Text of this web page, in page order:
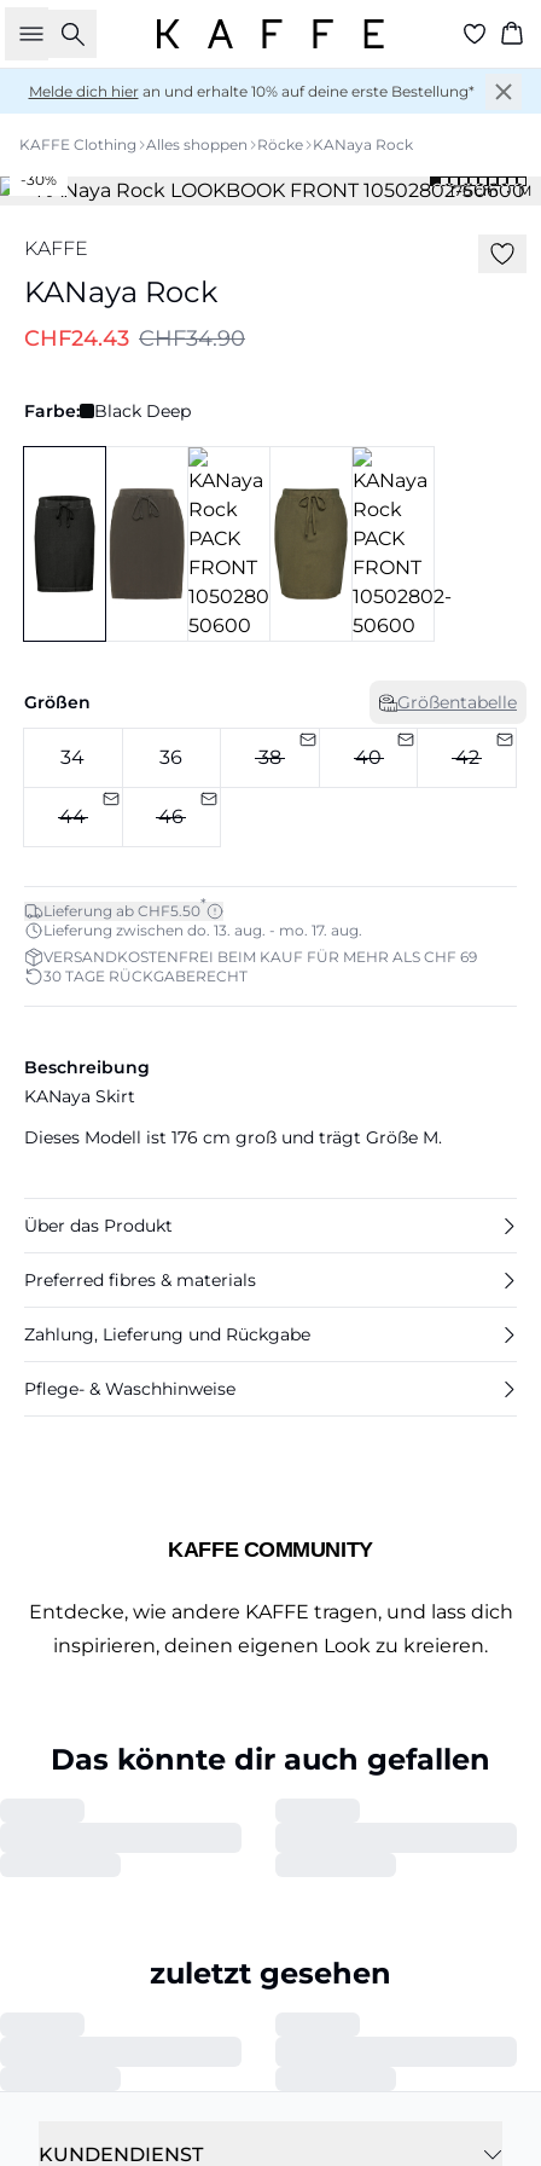
Suche
Melde dich hieran und erhalte 10% auf deine erste Bestellung*
KAFFE Clothing Alles shoppen Röcke KANaya Rock
176 cm • M
-30%
KAFFE
KANaya Rock
CHF24.43 CHF34.90
Farbe: Black Deep
Größen Größentabelle
34 36 38 40 42
44 46
Lieferung ab CHF5.50*
Lieferung zwischen do. 13. aug. - mo. 17. aug.
VERSANDKOSTENFREI BEIM KAUF FÜR MEHR ALS CHF 69
30 TAGE RÜCKGABERECHT
Beschreibung
KANaya Skirt
Dieses Modell ist 176 cm groß und trägt Größe M.
Über das Produkt
Preferred fibres & materials
Zahlung, Lieferung und Rückgabe
Pflege- & Waschhinweise
KAFFE COMMUNITY
Entdecke, wie andere KAFFE tragen, und lass dich
inspirieren, deinen eigenen Look zu kreieren.
Das könnte dir auch gefallen
zuletzt gesehen
KUNDENDIENST